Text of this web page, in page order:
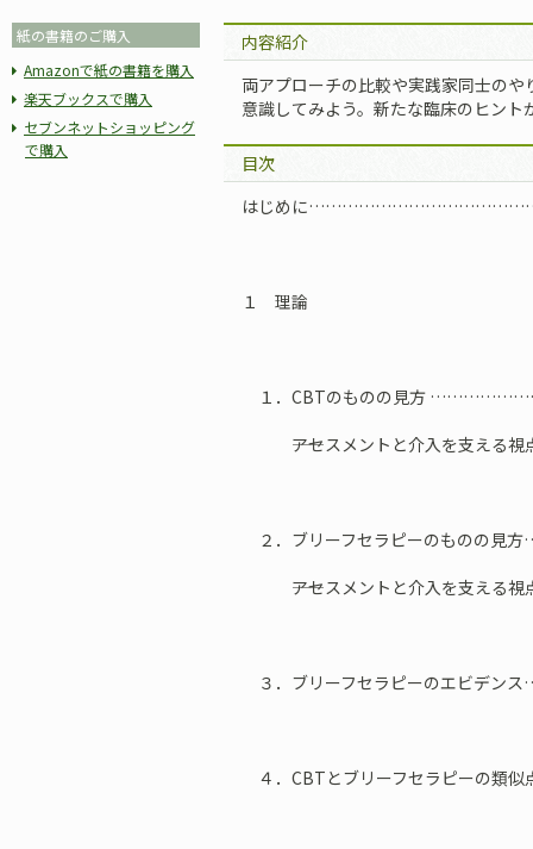
紙の書籍のご購入
Amazonで紙の書籍を購入
楽天ブックスで購入
セブンネットショッピング
で購入
内容紹介
両アプローチの比較や実践家同士の
意識してみよう。新たな臨床のヒント
目次
はじめに
１ 理論
１．CBTのものの見方
――アセスメントと介入を支える視
２．ブリーフセラピーのもの
――アセスメントと介入を支える視
３．ブリーフセラピーのエビ
４．CBTとブリーフセラピーの